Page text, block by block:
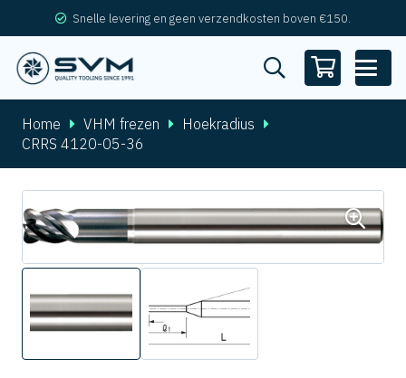
Snelle levering en geen verzendkosten boven €150.
Home VHM frezen
Hoekradius
CRRS 4120-05-36